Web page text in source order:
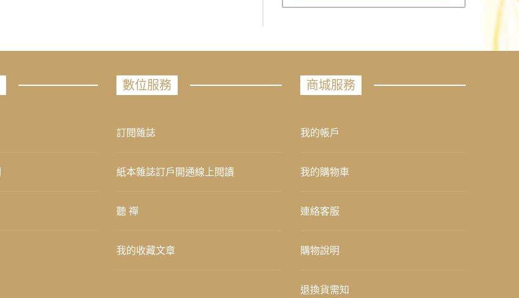
數位服務
訂閱雜誌
紙本雜誌訂戶開通線上閱讀
聽 禪
我的收藏文章
商城服務
我的帳戶
我的購物車
連絡客服
購物說明
退換貨需知